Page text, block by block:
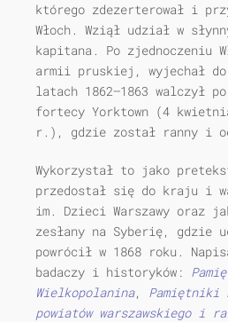
którego zdezerterował i
Włoch. Wziął udział w
kapitana. Po zjednoczeniu
armii pruskiej, wyjechał do
latach 1862–1863 walczył
fortecy Yorktown (4
r.), gdzie został ranny i
Wykorzystał to jako
przedostał się do kraju i
im. Dzieci Warszawy oraz
zesłany na Syberię, gdzie
powrócił w 1868 roku.
badaczy i historyków:
Wielkopolanina, Pamiętniki
powiatów warszawskiego i